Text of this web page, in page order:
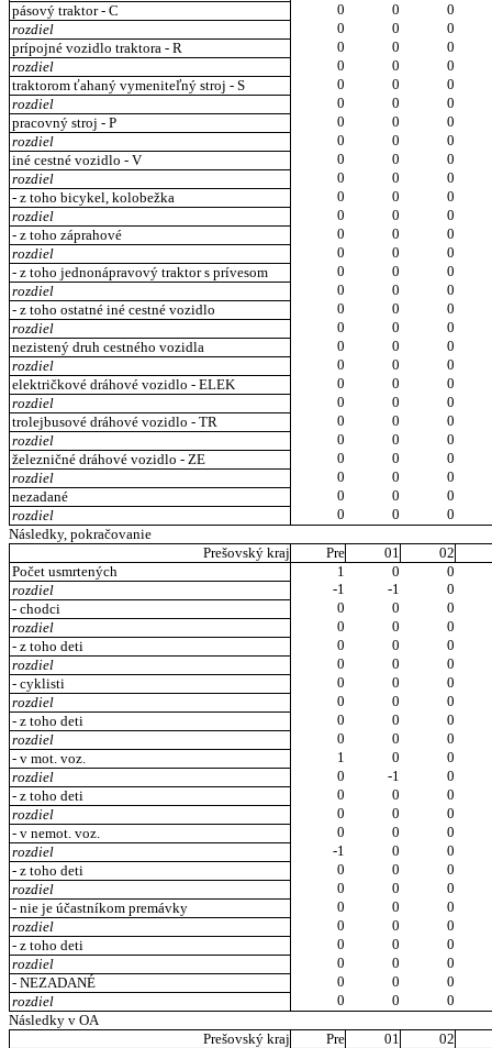
pásový traktor - C 0 0
0
rozdiel
0 0
0
prípojné vozidlo traktora - R
0 0
0
rozdiel
0 0
0
traktorom ťahaný vymeniteľný stroj - S
0 0
0
rozdiel
0 0
0
pracovný stroj - P
0 0
0
rozdiel
0 0
0
iné cestné vozidlo - V
0 0
0
rozdiel
0 0
0
- z toho bicykel, kolobežka
0 0
0
rozdiel
0 0
0
- z toho záprahové
0 0
0
rozdiel
0 0
0
- z toho jednonápravový traktor s prívesom
0 0
0
rozdiel
0 0
0
- z toho ostatné iné cestné vozidlo
0 0
0
rozdiel
0 0
0
nezistený druh cestného vozidla
0 0
0
rozdiel
0 0
0
električkové dráhové vozidlo - ELEK
0 0
0
rozdiel
0 0
0
trolejbusové dráhové vozidlo - TR
0 0
0
rozdiel
0 0
0
železničné dráhové vozidlo - ZE
0 0
0
rozdiel
0 0
0
nezadané
0 0
0
rozdiel
0 0
0
Následky, pokračovanie
Prešovský kraj
Pre 01
02
Počet usmrtených
1 0
0
rozdiel
-1 -1
0
- chodci
0 0
0
rozdiel
0 0
0
- z toho deti
0 0
0
rozdiel
0 0
0
- cyklisti
0 0
0
rozdiel
0 0
0
- z toho deti
0 0
0
rozdiel
0 0
0
- v mot. voz.
1 0
0
rozdiel
0 -1
0
- z toho deti
0 0
0
rozdiel
0 0
0
- v nemot. voz.
0 0
0
rozdiel
-1 0
0
- z toho deti
0 0
0
rozdiel
0 0
0
- nie je účastníkom premávky
0 0
0
rozdiel
0 0
0
- z toho deti
0 0
0
rozdiel
0 0
0
- NEZADANÉ
0 0
0
rozdiel
0 0
0
Následky v OA
Prešovský kraj
Pre 01
02